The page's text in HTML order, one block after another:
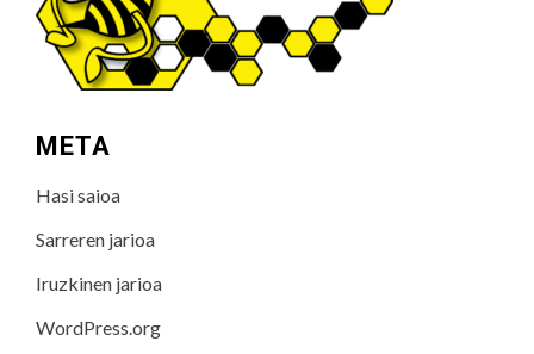
META
Hasi saioa
Sarreren jarioa
Iruzkinen jarioa
WordPress.org